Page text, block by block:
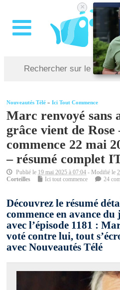
Nouveautés Télé »Ici Tout Commence
Marc renvoyé sans
grâce vient de
commence 22 mai
– résumé complet
Publié le 19 mai 2025 à 07:04 - Modifié le
Corteilles
Ici tout commence 24
Découvrez le résumé
commence en avance
avec l’épisode 1181 :
voté contre lui, tout
avec Nouveautés Télé
×